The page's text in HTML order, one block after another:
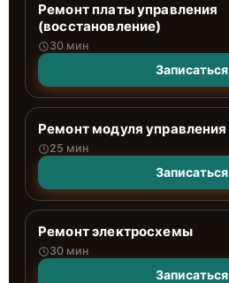
Ремонт платы управления
(восстановление)
30 мин
Записаться
Ремонт модуля управления
25 мин
Записаться
Ремонт электросхемы
30 мин
Записаться